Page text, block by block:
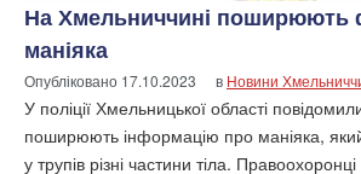
На Хмельниччині поширюють
маніяка
Опубліковано 17.10.2023 в Новини
У поліції Хмельницької області
поширюють інформацію про маніяка, який
у трупів різні частини тіла.